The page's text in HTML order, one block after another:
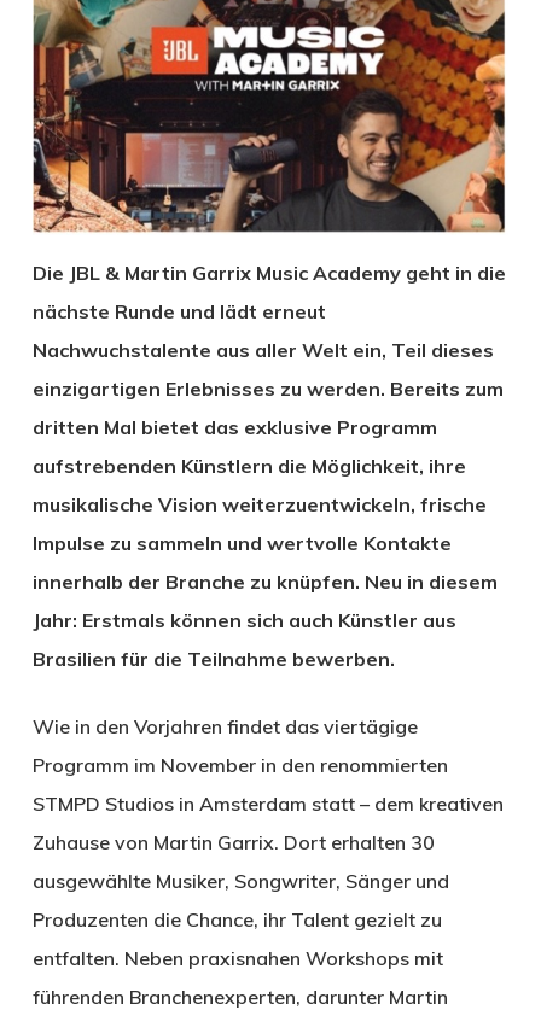
Die JBL & Martin Garrix Music Academy geht in die
nächste Runde und lädt erneut
Nachwuchstalente aus aller Welt ein, Teil dieses
einzigartigen Erlebnisses zu werden. Bereits zum
dritten Mal bietet das exklusive Programm
aufstrebenden Künstlern die Möglichkeit, ihre
musikalische Vision weiterzuentwickeln, frische
Impulse zu sammeln und wertvolle Kontakte
innerhalb der Branche zu knüpfen. Neu in diesem
Jahr: Erstmals können sich auch Künstler aus
Brasilien für die Teilnahme bewerben.
Wie in den Vorjahren findet das viertägige
Programm im November in den renommierten
STMPD Studios in Amsterdam statt – dem kreativen
Zuhause von Martin Garrix. Dort erhalten 30
ausgewählte Musiker, Songwriter, Sänger und
Produzenten die Chance, ihr Talent gezielt zu
entfalten. Neben praxisnahen Workshops mit
führenden Branchenexperten, darunter Martin